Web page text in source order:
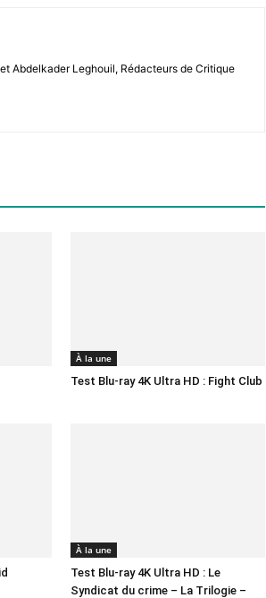
Abdelkader Leghouil, Rédacteurs de Critique
À la une
Test Blu-ray 4K Ultra HD : Fight Club
À la une
Test Blu-ray 4K Ultra HD : Le
Syndicat du crime – La Trilogie –